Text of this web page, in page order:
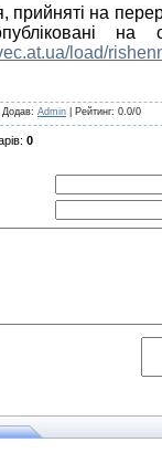
на
load/
Додав: Admin Рейтинг: 0.0/0
: 0